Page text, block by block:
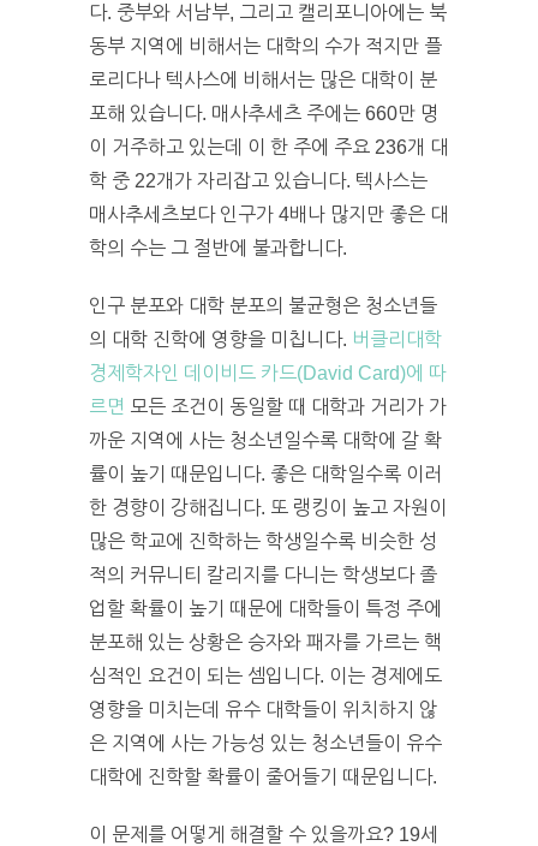
다. 중부와 서남부, 그리고 캘리포니아에는 북
동부 지역에 비해서는 대학의 수가 적지만 플
로리다나 텍사스에 비해서는 많은 대학이 분
포해 있습니다. 매사추세츠 주에는 660만 명
이 거주하고 있는데 이 한 주에 주요 236개 대
학 중 22개가 자리잡고 있습니다. 텍사스는
매사추세츠보다 인구가 4배나 많지만 좋은 대
학의 수는 그 절반에 불과합니다.
인구 분포와 대학 분포의 불균형은 청소년들
의 대학 진학에 영향을 미칩니다. 버클리대학
경제학자인 데이비드 카드(David Card)에 따
르면 모든 조건이 동일할 때 대학과 거리가 가
까운 지역에 사는 청소년일수록 대학에 갈 확
률이 높기 때문입니다. 좋은 대학일수록 이러
한 경향이 강해집니다. 또 랭킹이 높고 자원이
많은 학교에 진학하는 학생일수록 비슷한 성
적의 커뮤니티 칼리지를 다니는 학생보다 졸
업할 확률이 높기 때문에 대학들이 특정 주에
분포해 있는 상황은 승자와 패자를 가르는 핵
심적인 요건이 되는 셈입니다. 이는 경제에도
영향을 미치는데 유수 대학들이 위치하지 않
은 지역에 사는 가능성 있는 청소년들이 유수
대학에 진학할 확률이 줄어들기 때문입니다.
이 문제를 어떻게 해결할 수 있을까요? 19세